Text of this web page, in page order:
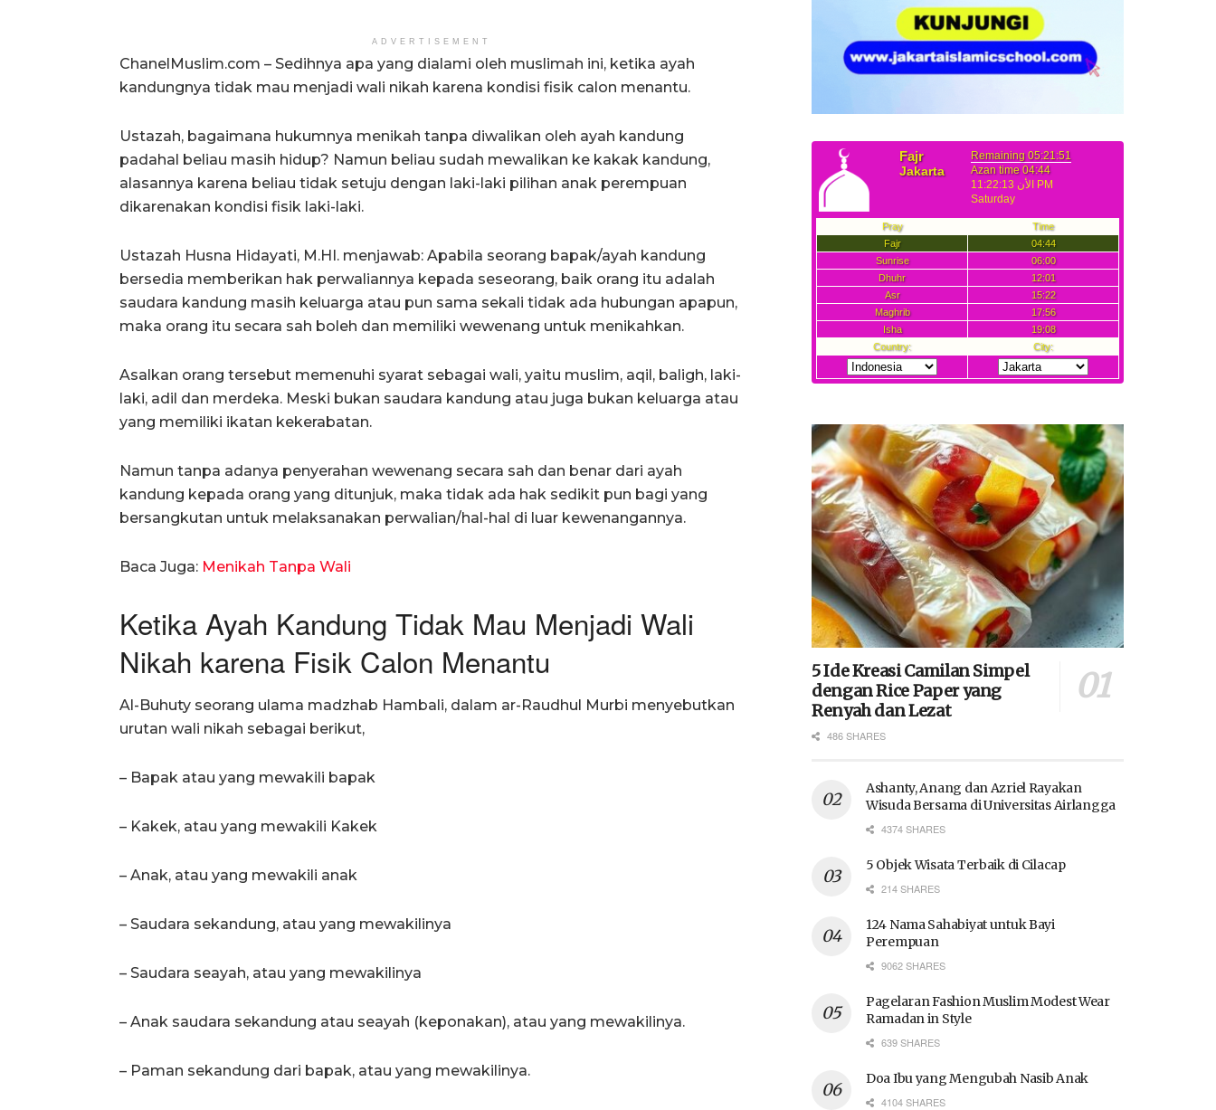
ADVERTISEMENT
ChanelMuslim.com – Sedihnya apa yang dialami oleh muslimah ini, ketika ayah
kandungnya tidak mau menjadi wali nikah karena kondisi fisik calon menantu.
Ustazah, bagaimana hukumnya menikah tanpa diwalikan oleh ayah kandung
padahal beliau masih hidup? Namun beliau sudah mewalikan ke kakak kandung,
alasannya karena beliau tidak setuju dengan laki-laki pilihan anak perempuan
dikarenakan kondisi fisik laki-laki.
Ustazah Husna Hidayati, M.HI. menjawab: Apabila seorang bapak/ayah kandung
bersedia memberikan hak perwaliannya kepada seseorang, baik orang itu adalah
saudara kandung masih keluarga atau pun sama sekali tidak ada hubungan apapun,
maka orang itu secara sah boleh dan memiliki wewenang untuk menikahkan.
Asalkan orang tersebut memenuhi syarat sebagai wali, yaitu muslim, aqil, baligh, laki-
laki, adil dan merdeka. Meski bukan saudara kandung atau juga bukan keluarga atau
yang memiliki ikatan kekerabatan.
Namun tanpa adanya penyerahan wewenang secara sah dan benar dari ayah
kandung kepada orang yang ditunjuk, maka tidak ada hak sedikit pun bagi yang
bersangkutan untuk melaksanakan perwalian/hal-hal di luar kewenangannya.
Baca Juga: Menikah Tanpa Wali
Ketika Ayah Kandung Tidak Mau Menjadi Wali
Nikah karena Fisik Calon Menantu
Al-Buhuty seorang ulama madzhab Hambali, dalam ar-Raudhul Murbi menyebutkan
urutan wali nikah sebagai berikut,
– Bapak atau yang mewakili bapak
– Kakek, atau yang mewakili Kakek
– Anak, atau yang mewakili anak
– Saudara sekandung, atau yang mewakilinya
– Saudara seayah, atau yang mewakilinya
– Anak saudara sekandung atau seayah (keponakan), atau yang mewakilinya.
– Paman sekandung dari bapak, atau yang mewakilinya.
5 Ide Kreasi Camilan Simpel
dengan Rice Paper yang
Renyah dan Lezat
486 SHARES
Ashanty, Anang dan Azriel Rayakan
Wisuda Bersama di Universitas Airlangga
4374 SHARES
5 Objek Wisata Terbaik di Cilacap
214 SHARES
124 Nama Sahabiyat untuk Bayi
Perempuan
9062 SHARES
Pagelaran Fashion Muslim Modest Wear
Ramadan in Style
639 SHARES
Doa Ibu yang Mengubah Nasib Anak
4104 SHARES